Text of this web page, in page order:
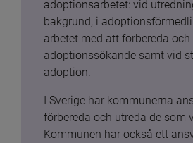
adoptionsarbetet: vid
bakgrund, i
arbetet med att förbereda och
adoptionssökande samt vid
adoption.
I Sverige har kommunerna
förbereda och utreda de som
Kommunen har också ett